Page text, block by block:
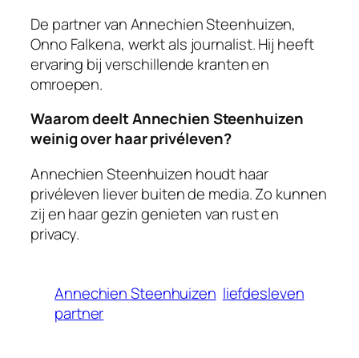
De partner van Annechien Steenhuizen,
Onno Falkena, werkt als journalist. Hij heeft
ervaring bij verschillende kranten en
omroepen.
Waarom deelt Annechien Steenhuizen
weinig over haar privéleven?
Annechien Steenhuizen houdt haar
privéleven liever buiten de media. Zo kunnen
zij en haar gezin genieten van rust en
privacy.
Annechien Steenhuizen liefdesleven
partner